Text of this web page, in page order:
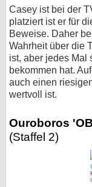
Casey ist bei der
platziert ist er für
Beweise. Daher
Wahrheit über die
ist, aber jedes Mal
bekommen hat.
auch einen
wertvoll ist.
Ouroboros
(Staffel 2)